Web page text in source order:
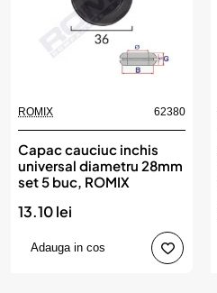
ROMIX 62380
Capac cauciuc inchis
universal diametru 28mm
set 5 buc, ROMIX
13.10 lei
Adauga in cos